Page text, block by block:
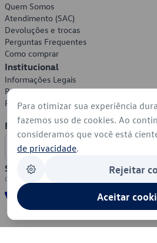
Quem Somos
Atendimento (SAC)
Devoluções e trocas
Perguntas Frequentes
Como comprar
Institucional
Informações Legais
Política de Privacidade
Política de Cookies
Formas de Pagamento
Segurança
Para otimizar sua experiência
fazemos uso de cookies. Ao
consideramos que você está
de privacidade.
Rejeitar
Aceitar